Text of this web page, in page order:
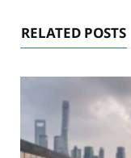
RELATED POSTS